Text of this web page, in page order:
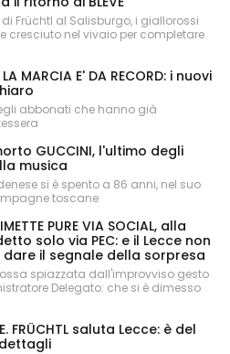
Früchtl al Salisburgo, i giallorossi
cresciuto nel vivaio per completare
MARCIA E' DA RECORD: i nuovi
abbonati che hanno già
GUCCINI, l'ultimo degli
musica
si è spento a 86 anni, nel suo
toscane
PURE VIA SOCIAL, alla
solo via PEC: e il Lecce non
il segnale della sorpresa
spiazzata dall'improvviso gesto
Delegato: che si è dimesso
FRÜCHTL saluta Lecce: è del
dettagli